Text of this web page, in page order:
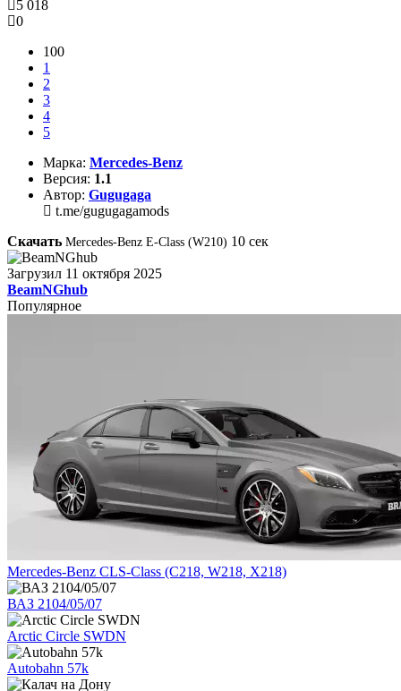
5 018
0
100
1
2
3
4
5
Марка: Mercedes-Benz
Версия: 1.1
Автор: Gugugaga
t.me/gugugagamods
Скачать Mercedes-Benz E-Class (W210) 10 сек
Загрузил 11 октября 2025
BeamNGhub
Популярное
Mercedes-Benz CLS-Class (C218, W218, X218)
ВАЗ 2104/05/07
Arctic Circle SWDN
Autobahn 57k